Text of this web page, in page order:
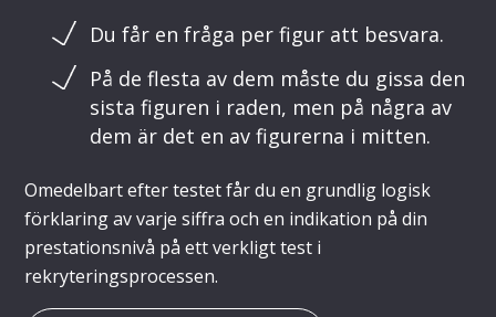
Du får en fråga per figur att besvara.
På de flesta av dem måste du gissa den
sista figuren i raden, men på några av
dem är det en av figurerna i mitten.
Omedelbart efter testet får du en grundlig logisk
förklaring av varje siffra och en indikation på din
prestationsnivå på ett verkligt test i
rekryteringsprocessen.